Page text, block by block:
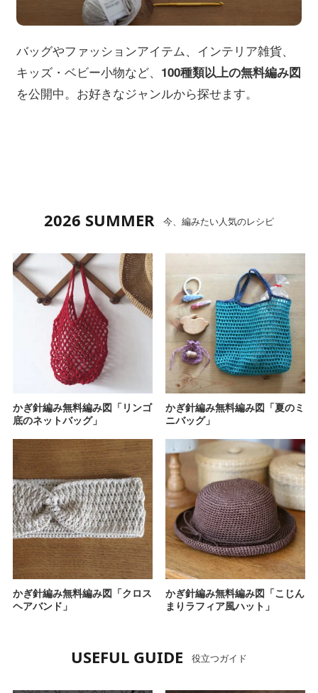
バッグやファッションアイテム、インテリア雑貨、
キッズ・ベビー小物など、 100種類以上の無料編み図
を公開中。お好きなジャンルから探せます。
2026 SUMMER 今、編みたい人気のレシピ
かぎ針編み無料編み図「リンゴ
底のネットバッグ」
かぎ針編み無料編み図「夏のミ
ニバッグ」
かぎ針編み無料編み図「クロス
ヘアバンド」
かぎ針編み無料編み図「こじん
まりラフィア風ハット」
USEFUL GUIDE 役立つガイド